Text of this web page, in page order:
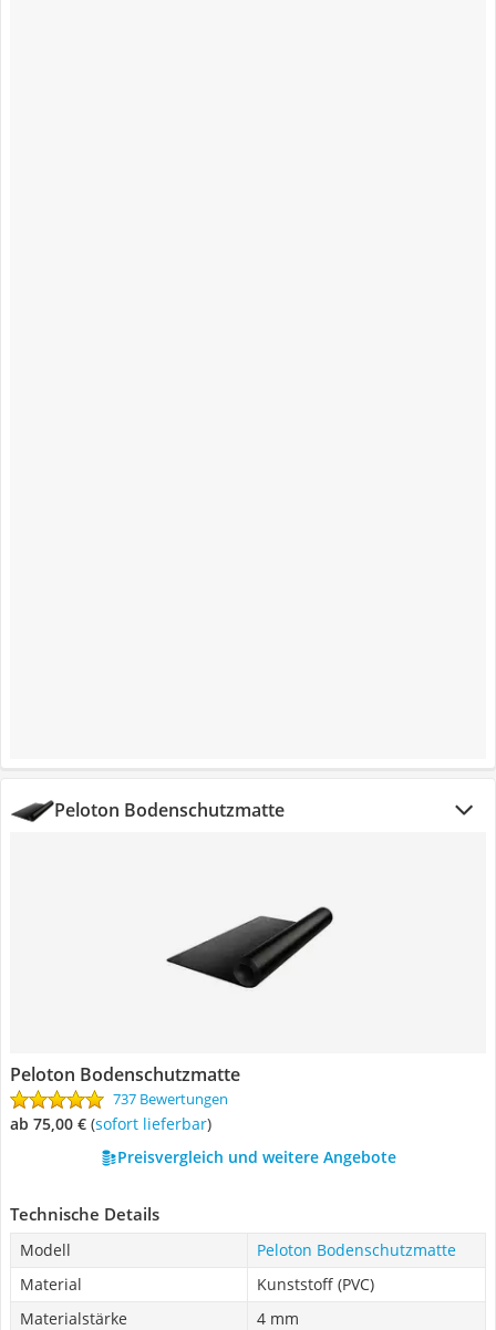
Peloton Bodenschutzmatte
Peloton Bodenschutzmatte
737 Bewertungen
ab 75,00 € ( Sofort lieferbar)
Preisvergleich und weitere Angebote
Technische Details
Modell
Peloton Bodenschutzmatte
Material
Kunststoff (PVC)
Materialstärke
4 mm